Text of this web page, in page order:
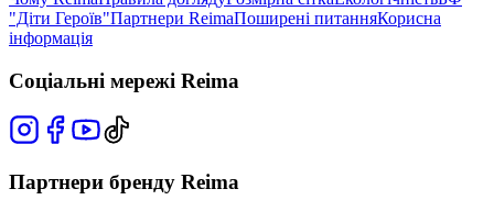
"Діти Героїв"Партнери ReimaПоширені питанняКорисна
інформація
Соціальні мережі Reima
Партнери бренду Reima